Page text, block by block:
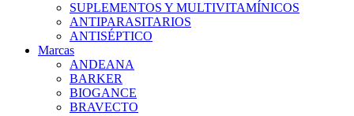
SUPLEMENTOS Y MULTIVITAMÍNICOS
ANTIPARASITARIOS
ANTISÉPTICO
Marcas
ANDEANA
BARKER
BIOGANCE
BRAVECTO